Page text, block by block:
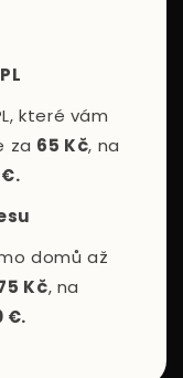
které vám
za 65 Kč, na
domů až
Kč, na
€.